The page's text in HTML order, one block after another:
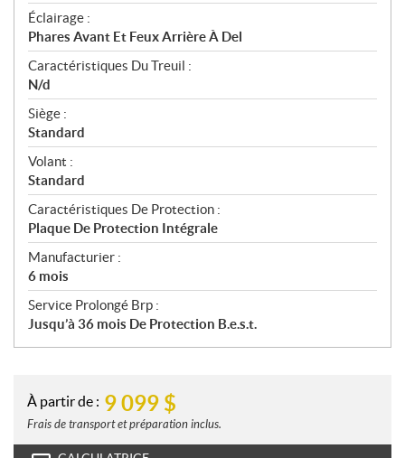
Éclairage :
Phares Avant Et Feux Arrière À Del
Caractéristiques Du Treuil :
N/d
Siège :
Standard
Volant :
Standard
Caractéristiques De Protection :
Plaque De Protection Intégrale
Manufacturier :
6 mois
Service Prolongé Brp :
Jusqu’à 36 mois De Protection B.e.s.t.
À partir de : 9 099 $
Frais de transport et préparation inclus.